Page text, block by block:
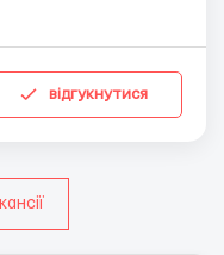
методами
відгукнутися